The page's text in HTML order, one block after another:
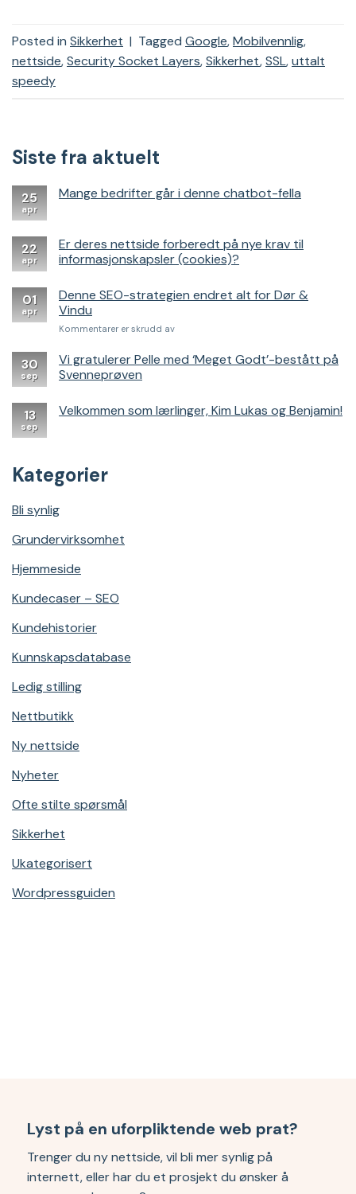
Posted in Sikkerhet | Tagged Google,Mobilvennlig,
nettside,Security Socket Layers,Sikkerhet,SSL,uttalt
speedy
Siste fra aktuelt
25
apr
Mange bedrifter går i denne chatbot-fella
22
apr
Er deres nettside forberedt på nye krav til
informasjonskapsler (cookies)?
01
apr
Denne SEO-strategien endret alt for Dør &
Vindu
Kommentarer er skrudd avfor
SEO-
strategien
for
30
sep
Vi gratulerer Pelle med ‘Meget Godt’-bestått på
Svenneprøven
13
sep
Velkommen som lærlinger, Kim Lukas og Benjamin!
Kategorier
Bli synlig
Grundervirksomhet
Hjemmeside
Kundecaser – SEO
Kundehistorier
Kunnskapsdatabase
Ledig stilling
Nettbutikk
Ny nettside
Nyheter
Ofte stilte spørsmål
Sikkerhet
Ukategorisert
Wordpressguiden
Lyst på en uforpliktende web prat?
Trenger du ny nettside, vil bli mer synlig på
internett, eller har du et prosjekt du ønsker å